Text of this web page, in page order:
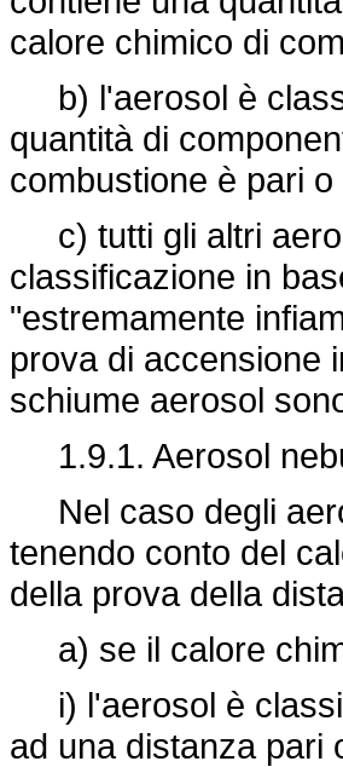
calore chimico di
b) l'aerosol è
quantità di
combustione è pari
c) tutti gli altri
classificazione in
"estremamente
prova di accensione
schiume aerosol
1.9.1. Aerosol
Nel caso degli
tenendo conto del
della prova della
a) se il calore
i) l'aerosol è
ad una distanza pari